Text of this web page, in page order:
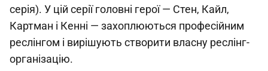
серія). У цій серії головні герої — Стен, Кайл,
Картман і Кенні — захоплюються професійним
реслінгом і вирішують створити власну реслінг-
організацію.